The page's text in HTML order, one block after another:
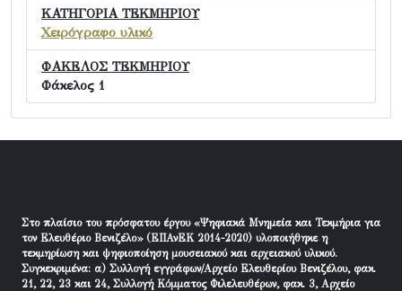
ΚΑΤΗΓΟΡΙΑ ΤΕΚΜΗΡΙΟΥ
Χειρόγραφο υλικό
ΦΑΚΕΛΟΣ ΤΕΚΜΗΡΙΟΥ
Φάκελος 1
Στο πλαίσιο του πρόσφατου έργου «Ψηφιακά Μνημεία και Τεκμήρια για
τον Ελευθέριο Βενιζέλο» (ΕΠΑνΕΚ 2014-2020) υλοποιήθηκε η
τεκμηρίωση και ψηφιοποίηση μουσειακού και αρχειακού υλικού.
Συγκεκριμένα: α) Συλλογή εγγράφων/Αρχείο Ελευθερίου Βενιζέλου, φακ.
21, 22, 23 και 24, Συλλογή Κόμματος Φιλελευθέρων, φακ. 3, Αρχείο